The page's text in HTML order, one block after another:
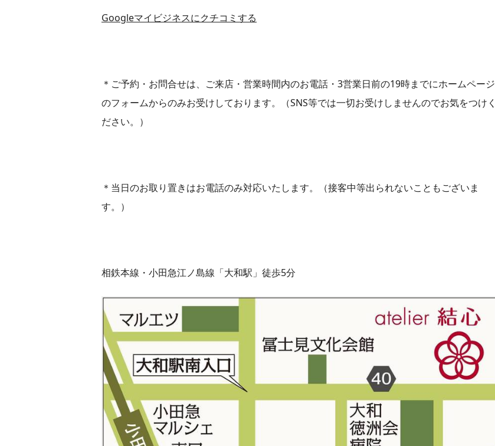
Googleマイビジネスにクチコミする
＊ご予約・お問合せは、ご来店・営業時間内のお電話・3営業日前の19時までにホームページ
のフォームからのみお受けしております。（SNS等では一切お受けしませんのでお気をつけく
ださい。）
＊当日のお取り置きはお電話のみ対応いたします。（接客中等出られないこともございま
す。）
相鉄本線・小田急江ノ島線「大和駅」徒歩5分